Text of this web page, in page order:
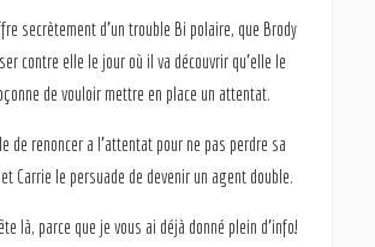
secrètement d’un trouble Bi polaire, que Brody
contre elle le jour où il va découvrir qu’elle le
de vouloir mettre en place un attentat.
de renoncer a l’attentat pour ne pas perdre sa
Carrie le persuade de devenir un agent double.
là, parce que je vous ai déjà donné plein d’info!